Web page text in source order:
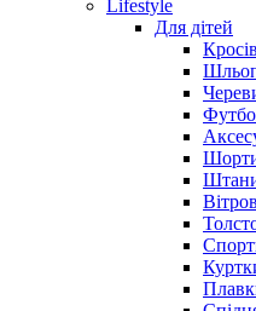
Lifestyle
Для дітей